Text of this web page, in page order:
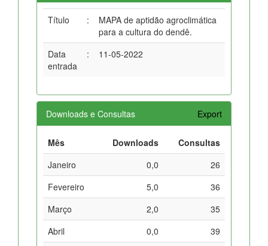
Título :
MAPA de aptidão agroclimática
para a cultura do dendê.
Data
entrada
: 11-05-2022
Downloads e Consultas Export
Mês Downloads
Consultas
Janeiro
0,0
26
Fevereiro
5,0
36
Março
2,0
35
Abril
0,0
39